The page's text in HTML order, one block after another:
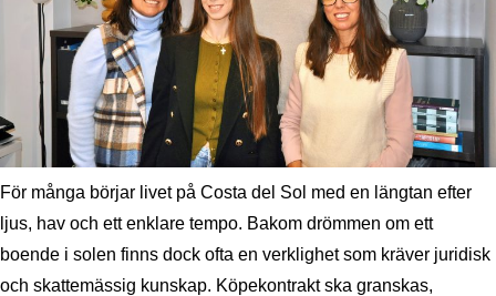
För många börjar livet på Costa del Sol med en längtan efter
ljus, hav och ett enklare tempo. Bakom drömmen om ett
boende i solen finns dock ofta en verklighet som kräver juridisk
och skattemässig kunskap. Köpekontrakt ska granskas,